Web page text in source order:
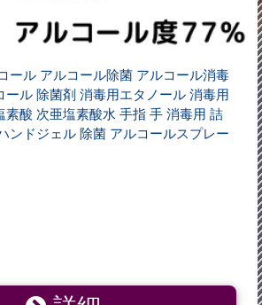
ール アルコール除菌 アルコール消毒
ール 除菌剤 消毒用エタノール 消毒用
素酸 次亜塩素酸水 手指 手 消毒用 詰
ンドジェル 除菌 アルコールスプレー